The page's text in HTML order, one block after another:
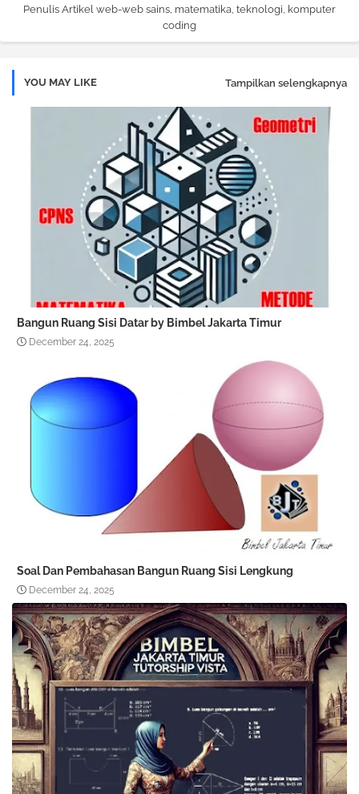
Penulis Artikel web-web sains, matematika, teknologi, komputer
coding
YOU MAY LIKE Tampilkan selengkapnya
Bangun Ruang Sisi Datar by Bimbel Jakarta Timur
December 24, 2025
Soal Dan Pembahasan Bangun Ruang Sisi Lengkung
December 24, 2025